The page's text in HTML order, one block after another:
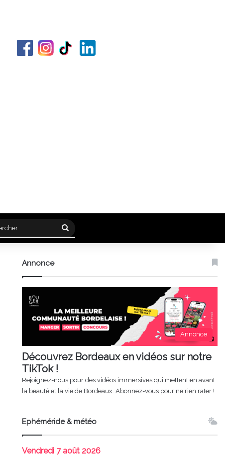
Rechercher
Annonce
Annonce
Découvrez Bordeaux en vidéos sur notre
TikTok !
Rejoignez-nous pour des vidéos immersives qui mettent en avant
la beauté et la vie de Bordeaux. Abonnez-vous pour ne rien rater !
Ephéméride & météo
Vendredi 7 août 2026